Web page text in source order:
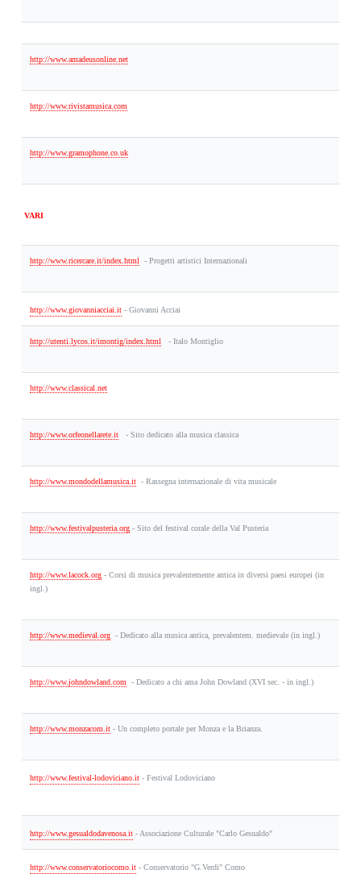
http://www.amadeusonline.net
http://www.rivistamusica.com
http://www.gramophone.co.uk
VARI
http://www.ricercare.it/index.html - Progetti artistici Internazionali
http://www.giovanniacciai.it- Giovanni Acciai
http://utenti.lycos.it/imontig/index.html - Italo Montiglio
http://www.classical.net
http://www.orfeonellarete.it- Sito dedicato alla musica classica
http://www.mondodellamusica.it- Rassegna internazionale di vita musicale
http://www.festivalpusteria.org- Sito del festival corale della Val Pusteria
http://www.lacock.org- Corsi di musica prevalentemente antica in diversi paesi europei (in
ingl.)
http://www.medieval.org- Dedicato alla musica antica, prevalentem. medievale (in ingl.)
http://www.johndowland.com - Dedicato a chi ama John Dowland (XVI sec. - in ingl.)
http://www.monzacom.it- Un completo portale per Monza e la Brianza.
http://www.festival-lodoviciano.it- Festival Lodoviciano
http://www.gesualdodavenosa.it- Associazione Culturale "Carlo Gesualdo"
http://www.conservatoriocomo.it- Conservatorio "G.Verdi" Como